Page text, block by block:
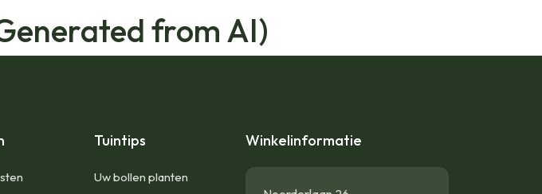
from AI)
Tuintips
Uw bollen planten
Winkelinformatie